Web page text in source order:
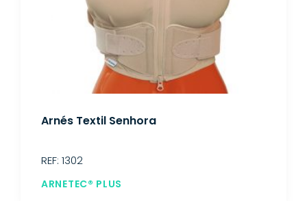
Arnés Textil Senhora
REF: 1302
ARNETEC® PLUS